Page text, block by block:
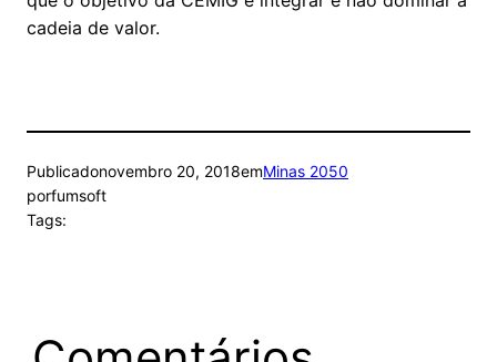
cadeia de valor.
Publicadonovembro 20, 2018emMinas 2050
porfumsoft
Tags: